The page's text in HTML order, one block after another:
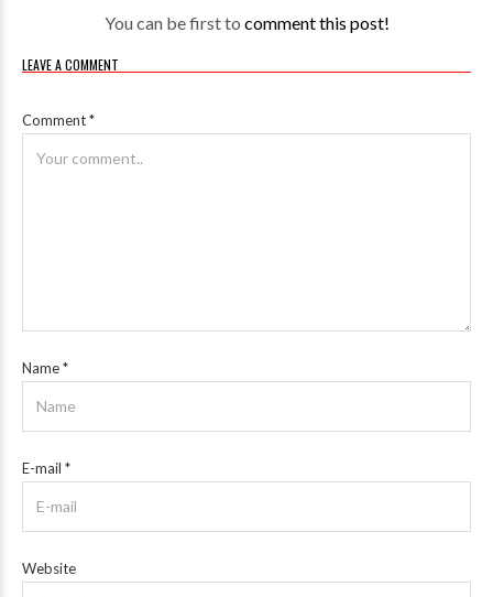
You can be first to comment this post!
LEAVE A COMMENT
Comment*
Name*
E-mail *
Website